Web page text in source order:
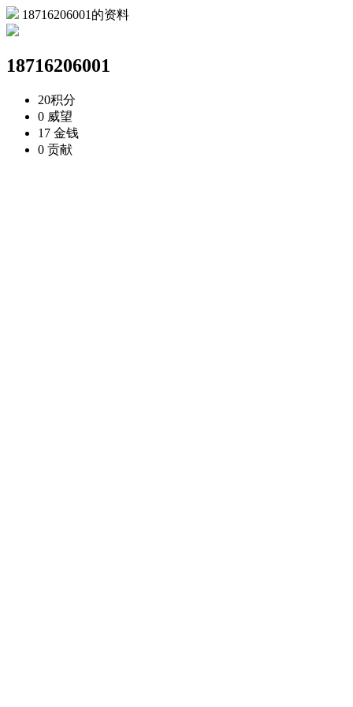
18716206001的资料
18716206001
20积分
0 威望
17 金钱
0 贡献